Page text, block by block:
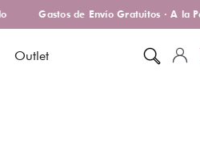
Gastos de Envío Gratuitos · A la
Outlet